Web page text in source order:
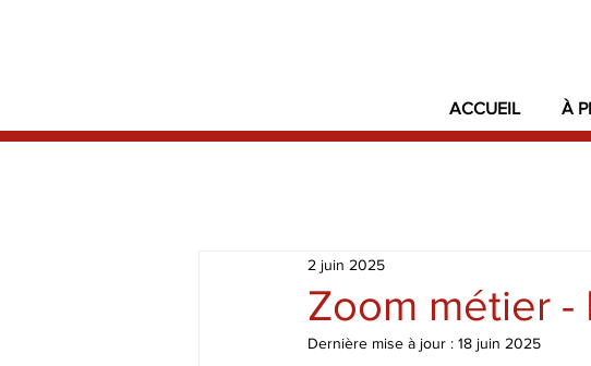
ACCUEIL À
Zoom métier
2 juin 2025
Dernière mise à jour : 18 juin 2025